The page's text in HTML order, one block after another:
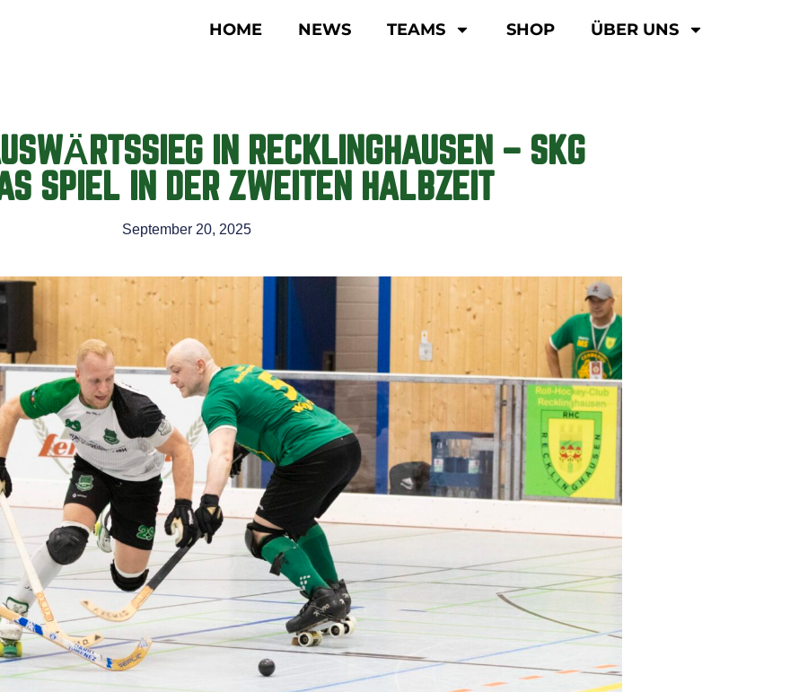
HOME NEWS TEAMS SHOP ÜBER UNS
IN RECKLINGHAUSEN – SKG
SPIEL IN DER ZWEITEN HALBZEIT
September 20, 2025